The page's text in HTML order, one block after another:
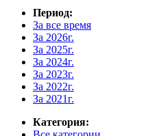
Период:
За все время
За 2026г.
За 2025г.
За 2024г.
За 2023г.
За 2022г.
За 2021г.
Категория: